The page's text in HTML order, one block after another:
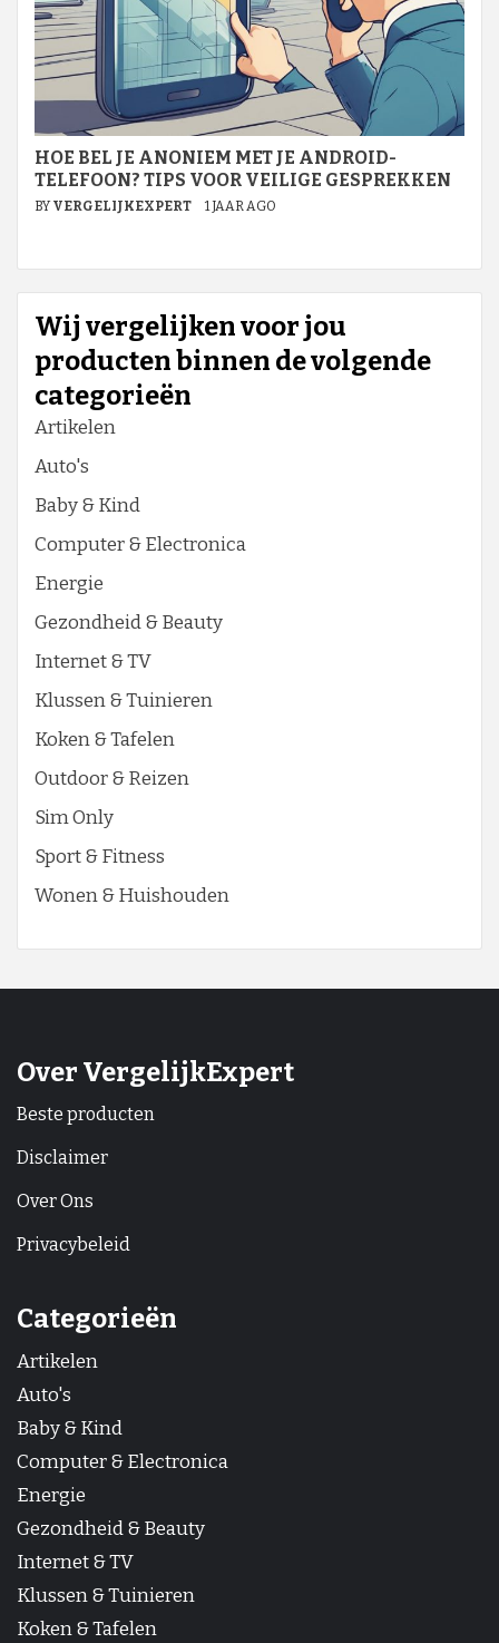
HOE BEL JE ANONIEM MET JE ANDROID-
TELEFOON? TIPS VOOR VEILIGE GESPREKKEN
BY VERGELIJKEXPERT 1 JAAR AGO
Wij vergelijken voor jou
producten binnen de volgende
categorieën
Artikelen
Auto's
Baby & Kind
Computer & Electronica
Energie
Gezondheid & Beauty
Internet & TV
Klussen & Tuinieren
Koken & Tafelen
Outdoor & Reizen
Sim Only
Sport & Fitness
Wonen & Huishouden
Over VergelijkExpert
Beste producten
Disclaimer
Over Ons
Privacybeleid
Categorieën
Artikelen
Auto's
Baby & Kind
Computer & Electronica
Energie
Gezondheid & Beauty
Internet & TV
Klussen & Tuinieren
Koken & Tafelen